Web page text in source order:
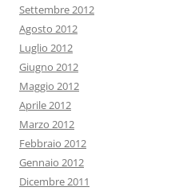
Settembre 2012
Agosto 2012
Luglio 2012
Giugno 2012
Maggio 2012
Aprile 2012
Marzo 2012
Febbraio 2012
Gennaio 2012
Dicembre 2011